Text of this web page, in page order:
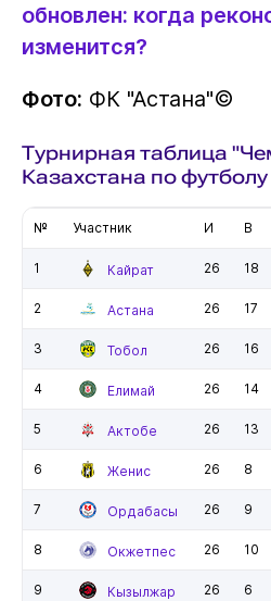
обновлен: когда
изменится?
Фото: ФК "Астана"©️
Турнирная таблица
Казахстана по футболу
№ Участник И В
1 Кайрат 26 18
2 Астана 26 17
3 Тобол 26 16
4 Елимай 26 14
5 Актобе 26 13
6 Женис 26 8
7 Ордабасы 26 9
8 Окжетпес 26 10
9 Кызылжар 26 6